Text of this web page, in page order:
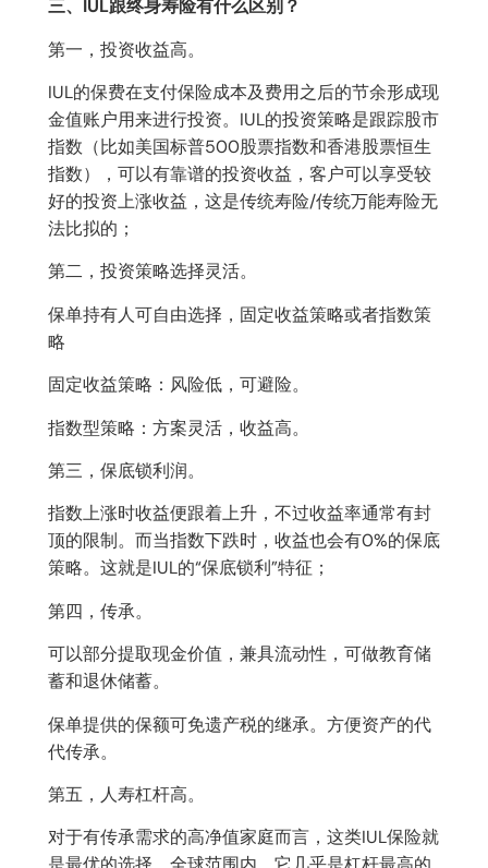
三、IUL跟终身寿险有什么区别？
第一，投资收益高。
IUL的保费在支付保险成本及费用之后的节余形成现
金值账户用来进行投资。IUL的投资策略是跟踪股市
指数（比如美国标普500股票指数和香港股票恒生
指数），可以有靠谱的投资收益，客户可以享受较
好的投资上涨收益，这是传统寿险/传统万能寿险无
法比拟的；
第二，投资策略选择灵活。
保单持有人可自由选择，固定收益策略或者指数策
略
固定收益策略：风险低，可避险。
指数型策略：方案灵活，收益高。
第三，保底锁利润。
指数上涨时收益便跟着上升，不过收益率通常有封
顶的限制。而当指数下跌时，收益也会有0%的保底
策略。这就是IUL的“保底锁利”特征；
第四，传承。
可以部分提取现金价值，兼具流动性，可做教育储
蓄和退休储蓄。
保单提供的保额可免遗产税的继承。方便资产的代
代传承。
第五，人寿杠杆高。
对于有传承需求的高净值家庭而言，这类IUL保险就